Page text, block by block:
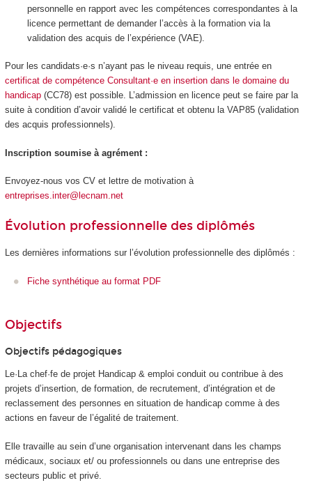
personnelle en rapport avec les compétences correspondantes à la
licence permettant de demander l’accès à la formation via la
validation des acquis de l’expérience (VAE).
Pour les candidats·e·s n’ayant pas le niveau requis, une entrée en
certificat de compétence Consultant·e en insertion dans le domaine du
handicap(CC78) est possible. L’admission en licence peut se faire par la
suite à condition d’avoir validé le certificat et obtenu la VAP85 (validation
des acquis professionnels).
Inscription soumise à agrément :
Envoyez-nous vos CV et lettre de motivation à
entreprises.inter@lecnam.net
Évolution professionnelle des diplômés
Les dernières informations sur l’évolution professionnelle des diplômés :
Fiche synthétique au format PDF
Objectifs
Objectifs pédagogiques
Le·La chef·fe de projet Handicap & emploi conduit ou contribue à des
projets d’insertion, de formation, de recrutement, d’intégration et de
reclassement des personnes en situation de handicap comme à des
actions en faveur de l’égalité de traitement.
Elle travaille au sein d’une organisation intervenant dans les champs
médicaux, sociaux et/ ou professionnels ou dans une entreprise des
secteurs public et privé.